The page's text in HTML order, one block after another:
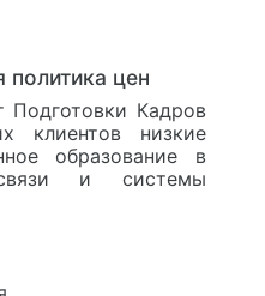
политика цен
Подготовки Кадров
клиентов низкие
образование в
и системы